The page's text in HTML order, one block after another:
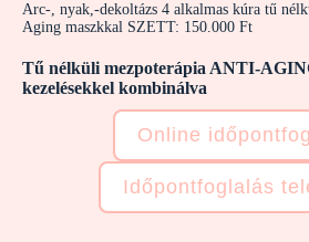
Arc-, nyak,-dekoltázs 4 alkalmas kúra tű
Aging maszkkal SZETT: 150.000 Ft
Tű nélküli mezpoterápia ANTI-
kezelésekkel kombinálva
Online
Időpontfoglalás